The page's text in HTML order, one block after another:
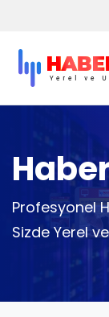
Profesyonel
Sizde Yerel